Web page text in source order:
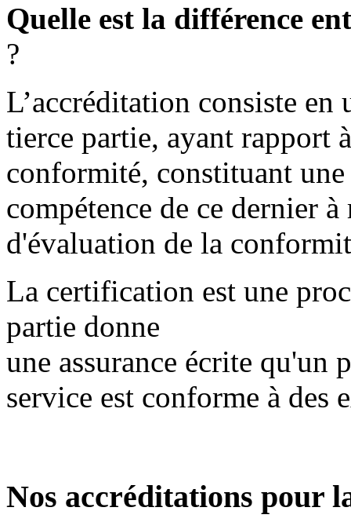
Quelle est la différence
?
L’accréditation consiste
tierce partie, ayant rapport
conformité, constituant
compétence de ce dernier
d'évaluation de la
La certification est une
partie donne
une assurance écrite qu'un
service est conforme à des
Nos accréditations pour